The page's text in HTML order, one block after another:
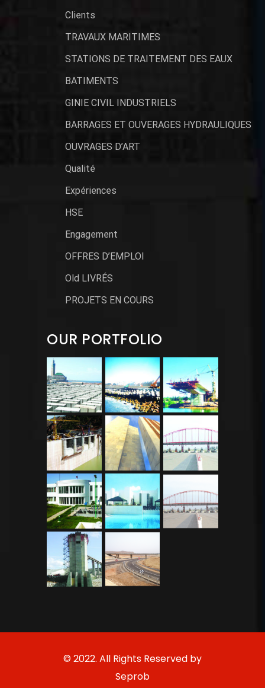
Clients
TRAVAUX MARITIMES
STATIONS DE TRAITEMENT DES EAUX
BATIMENTS
GINIE CIVIL INDUSTRIELS
BARRAGES ET OUVERAGES HYDRAULIQUES
OUVRAGES D’ART
Qualité
Expériences
HSE
Engagement
OFFRES D’EMPLOI
Old LIVRÉS
PROJETS EN COURS
OUR PORTFOLIO
© 2022. All Rights Reserved by
Seprob